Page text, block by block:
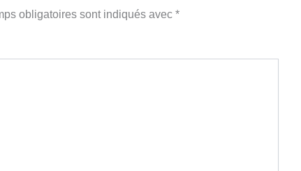
obligatoires sont indiqués avec *